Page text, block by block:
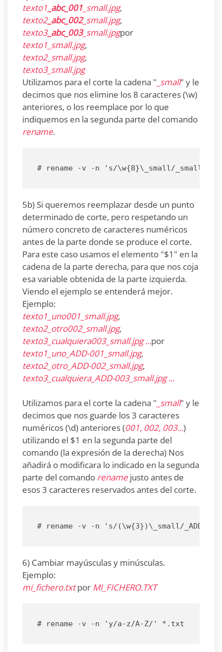
texto1 _abc_001 _small.jpg,
texto2_abc_002_small.jpg,
texto3_abc_003_small.jpgpor
texto1_small.jpg,
texto2_small.jpg,
texto3_small.jpg
Utilizamos para el corte la cadena " _small" y le
decimos que nos elimine los 8 caracteres (\w)
anteriores, o los reemplace por lo que
indiquemos en la segunda parte del comando
rename.
# rename -v -n 's/\w{8}\_small/_small/'
5b) Si queremos reemplazar desde un punto
determinado de corte, pero respetando un
número concreto de caracteres numéricos
antes de la parte donde se produce el corte.
Para este caso usamos el elemento "$1" en la
cadena de la parte derecha, para que nos coja
esa variable obtenida de la parte izquierda.
Viendo el ejemplo se entenderá mejor.
Ejemplo:
texto1_uno001_small.jpg,
texto2_otro002_small.jpg,
texto3_cualquiera003_small.jpg ...por
texto1_uno_ADD-001_small.jpg,
texto2_otro_ADD-002_small.jpg,
texto3_cualquiera_ADD-003_small.jpg ...
Utilizamos para el corte la cadena " _small" y le
decimos que nos guarde los 3 caracteres
numéricos (\d) anteriores (001, 002, 003...)
utilizando el $1 en la segunda parte del
comando (la expresión de la derecha) Nos
añadirá o modificara lo indicado en la segunda
parte del comando rename justo antes de
esos 3 caracteres reservados antes del corte.
# rename -v -n 's/(\w{3})\_small/
6) Cambiar mayúsculas y minúsculas.
Ejemplo:
mi_fichero.txtpor MI_FICHERO.TXT
# rename -v -n 'y/a-z/A-Z/' *.txt